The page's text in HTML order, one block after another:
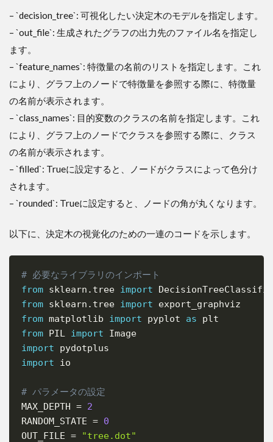
– `decision_tree`: 可視化したい決定木のモデルを指定します。
– `out_file`: 生成されたグラフの出力先のファイル名を指定し
ます。
– `feature_names`: 特徴量の名前のリストを指定します。これ
により、グラフ上のノードで特徴量を参照する際に、特徴量
の名前が表示されます。
– `class_names`: 目的変数のクラスの名前を指定します。これ
により、グラフ上のノードでクラスを参照する際に、クラス
の名前が表示されます。
– `filled`: Trueに設定すると、ノードがクラスによって色分け
されます。
– `rounded`: Trueに設定すると、ノードの角が丸くなります。
以下に、決定木の視覚化のための一連のコードを示します。
# 必要なライブラリのインポート
from sklearn . tree import
from sklearn . tree import
from matplotlib import pyplot as
from PIL import
import
import io
# パラメータの設定
MAX_DEPTH = 2
RANDOM_STATE = 0
OUT_FILE = "tree.dot"